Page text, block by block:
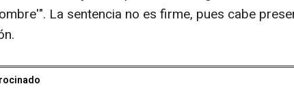
La sentencia no es firme, pues cabe